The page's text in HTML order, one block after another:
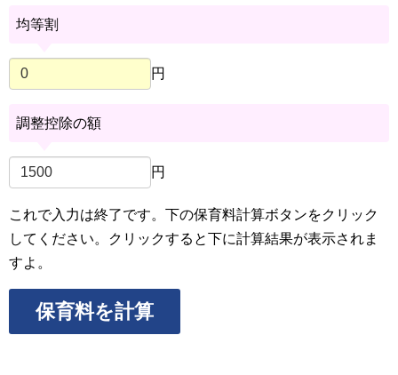
均等割
円
調整控除の額
円
これで入力は終了です。下の保育料計算ボタンをクリック
してください。クリックすると下に計算結果が表示されま
すよ。
保育料を計算